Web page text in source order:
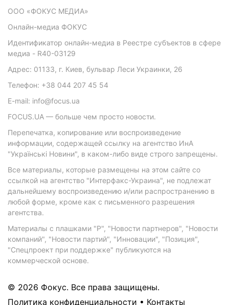
ООО «ФОКУС МЕДИА»
Онлайн-медиа ФОКУС
Идентификатор онлайн-медиа в Реестре субъектов в сфере
медиа - R40-03129
Адрес: 01133, г. Киев, бульвар Леси Украинки, 26
Телефон: +38 044 207 45 54
E-mail: info@focus.ua
FOCUS.UA — больше чем просто новости.
Перепечатка, копирование или воспроизведение
информации, содержащей ссылку на агентство ИнА
"Українські Новини", в каком-либо виде строго запрещены.
Все материалы, которые размещены на этом сайте со
ссылкой на агентство "Интерфакс-Украина", не подлежат
дальнейшему воспроизведению и/или распространению в
любой форме, кроме как с письменного разрешения
агентства.
Материалы с плашками "Р", "Новости партнеров", "Новости
компаний", "Новости партий", "Инновации", "Позиция",
"Спецпроект при поддержке" публикуются на
коммерческой основе.
© 2026 Фокус. Все права защищены.
Политика конфиденциальности • Контакты